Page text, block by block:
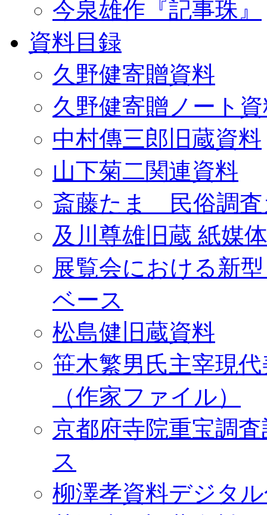
今泉雄作『記事珠』
資料目録
久野健寄贈資料
久野健寄贈ノート
中村傳三郎旧蔵資料
山下菊二関連資料
斎藤たま 民俗調査
及川尊雄旧蔵 紙媒
展覧会における新
ベース
松島健旧蔵資料
笹木繁男氏主宰現
（作家ファイル）
京都府寺院重宝調
ス
柳澤孝資料デジタ